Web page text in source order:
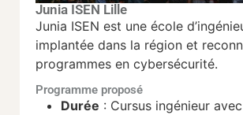
Junia ISEN Lille
Junia ISEN est une école
implantée dans la région et
programmes en cybersécurité.
Programme proposé
Durée : Cursus ingénieur avec